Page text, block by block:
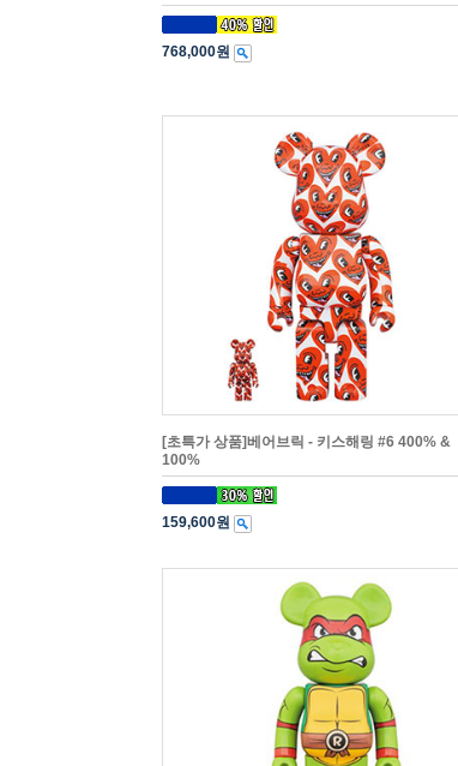
768,000원
[초특가 상품]베어브릭 - 키스해링 #6 400% &
100%
159,600원